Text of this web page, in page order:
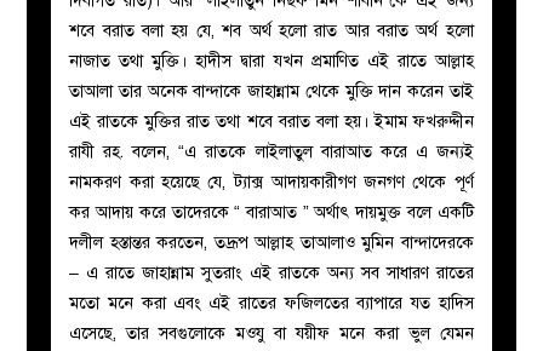
শবে বরাত বলা হয় যে, শব অর্থ হলো রাত আর বরাত অর্থ হলো
নাজাত তথা মুক্তি। হাদীস দ্বারা যখন প্রমাণিত এই রাতে আল্লাহ
তাআলা তার অনেক বান্দাকে জাহান্নাম থেকে মুক্তি দান করেন তাই
এই রাতকে মুক্তির রাত তথা শবে বরাত বলা হয়। ইমাম ফখরুদ্দীন
রাযী রহ. বলেন, “এ রাতকে লাইলাতুল বারাআত করে এ জন্যই
নামকরণ করা হয়েছে যে, ট্যাক্স আদায়কারীগণ জনগণ থেকে পূর্ণ
কর আদায় করে তাদেরকে “ বারাআত ” অর্থাৎ দায়মুক্ত বলে একটি
দলীল হস্তান্তর করতেন, তদ্রূপ আল্লাহ তাআলাও মুমিন বান্দাদেরকে
– এ রাতে জাহান্নাম সুতরাং এই রাতকে অন্য সব সাধারণ রাতের
মতো মনে করা এবং এই রাতের ফজিলতের ব্যাপারে যত হাদিস
এসেছে, তার সবগুলোকে মওযু বা যয়ীফ মনে করা ভুল যেমন